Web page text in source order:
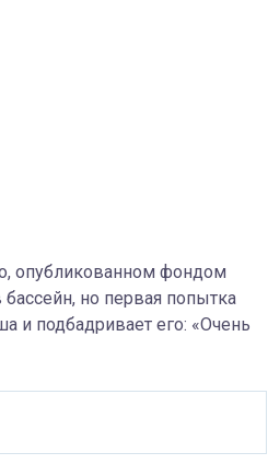
опубликованном фондом
но первая попытка
и подбадривает его: «Очень